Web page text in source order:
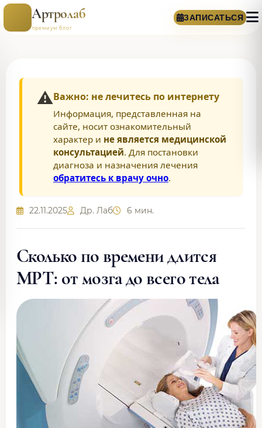
Артролаб
премиум блог
ЗАПИСАТЬСЯ
⚠️Важно: не лечитесь по интернету
Информация, представленная на
сайте, носит ознакомительный
характер и не является медицинской
консультацией. Для постановки
диагноза и назначения лечения
обратитесь к врачу очно.
22.11.2025 Др. Лаб 6 мин.
Сколько по времени длится
МРТ: от мозга до всего тела